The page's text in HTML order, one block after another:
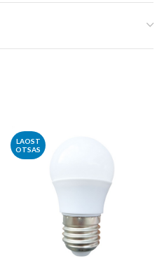
LAOST
OTSAS